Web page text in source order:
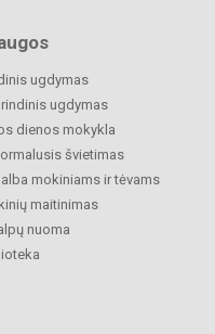
ugdymas
ugdymas
dienos mokykla
švietimas
mokiniams ir tėvams
maitinimas
nuoma